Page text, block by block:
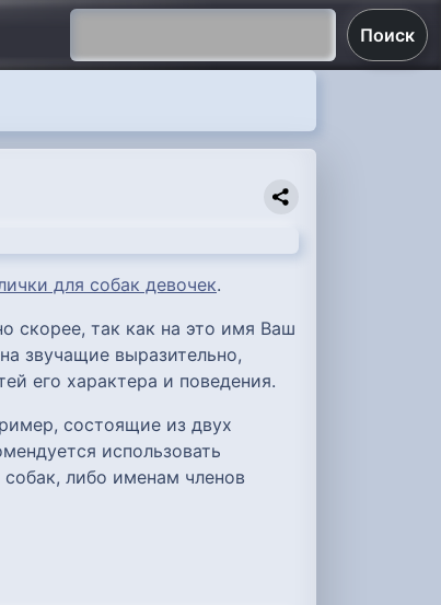
Поиск
для собак девочек.
скорее, так как на это имя Ваш
звучащие выразительно,
его характера и поведения.
состоящие из двух
использовать
либо именам членов